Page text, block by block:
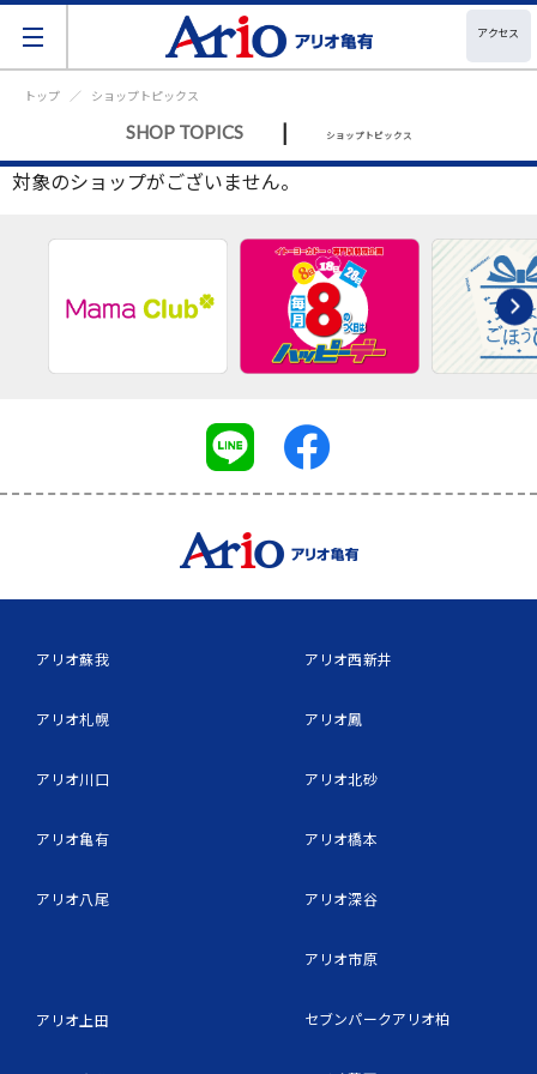
アクセス
トップ ショップトピックス
SHOP TOPICS | ショップトピックス
対象のショップがございません。
アリオ蘇我
アリオ札幌
アリオ川口
アリオ亀有
アリオ八尾
アリオ上田
アリオ西新井
アリオ鳳
アリオ北砂
アリオ橋本
アリオ深谷
アリオ市原
セブンパークアリオ柏